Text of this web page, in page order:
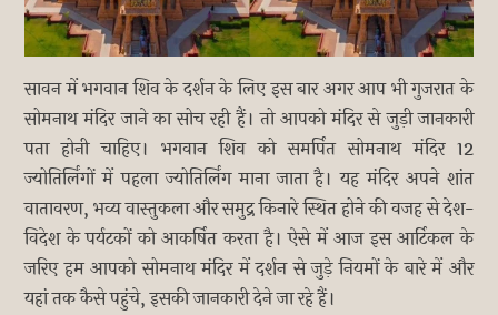
सावन में भगवान शिव के दर्शन के लिए इस बार अगर आप भी गुजरात के
सोमनाथ मंदिर जाने का सोच रही हैं। तो आपको मंदिर से जुड़ी जानकारी
पता होनी चाहिए। भगवान शिव को समर्पित सोमनाथ मंदिर 12
ज्योतिर्लिंगों में पहला ज्योतिर्लिंग माना जाता है। यह मंदिर अपने शांत
वातावरण, भव्य वास्तुकला और समुद्र किनारे स्थित होने की वजह से देश-
विदेश के पर्यटकों को आकर्षित करता है। ऐसे में आज इस आर्टिकल के
जरिए हम आपको सोमनाथ मंदिर में दर्शन से जुड़े नियमों के बारे में और
यहां तक कैसे पहुंचे, इसकी जानकारी देने जा रहे हैं।